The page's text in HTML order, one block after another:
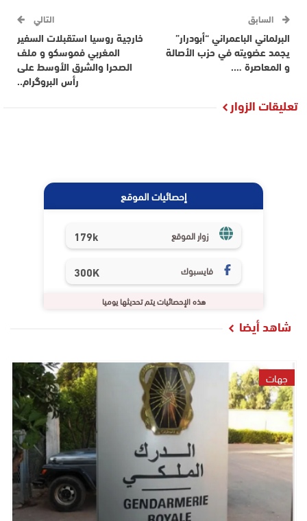
السابق
البرلماني الباعمراني “أبودرار”
يجمد عضويته في حزب الأصالة
و المعاصرة ….
التالي
خارجية روسيا استقبلات السفير
المغربي فموسكو و ملف
الصحرا والشرق الأوسط على
رأس البروگرام..
تعليقات الزوار
إحصائيات الموقع
زوار الموقع 179k
فايسبوك 300K
هذه الإحصائيات يتم تحديثها يوميا
شاهد أيضا
جهات